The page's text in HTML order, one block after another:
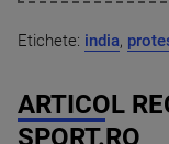
Etichete: india,
ARTICOL
SPORT.RO